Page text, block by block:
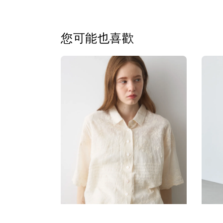
您可能也喜歡